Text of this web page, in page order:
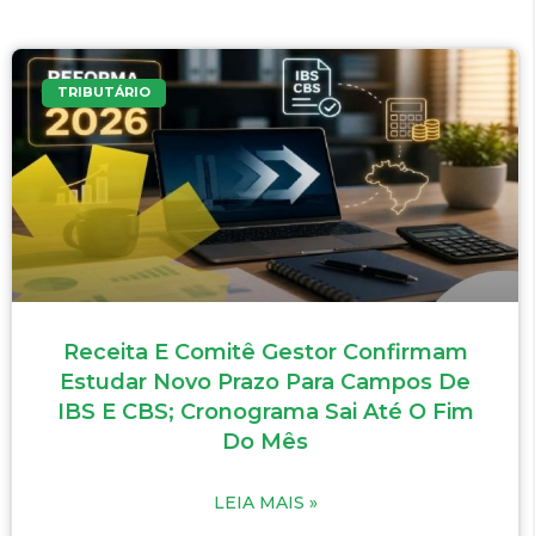
TRIBUTÁRIO
Receita E Comitê Gestor Confirmam
Estudar Novo Prazo Para Campos De
IBS E CBS; Cronograma Sai Até O Fim
Do Mês
LEIA MAIS »